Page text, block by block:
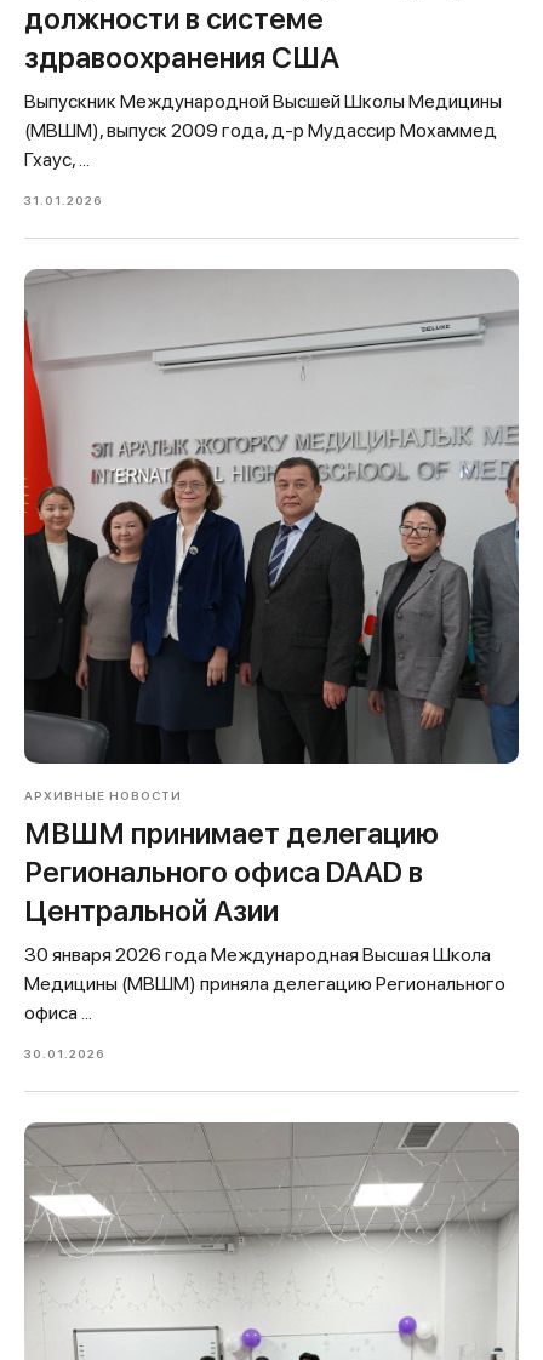
должности в системе
здравоохранения США
Выпускник Международной Высшей Школы Медицины
(МВШМ), выпуск 2009 года, д-р Мудассир Мохаммед
Гхаус, ...
31.01.2026
АРХИВНЫЕ НОВОСТИ
МВШМ принимает делегацию
Регионального офиса DAAD в
Центральной Азии
30 января 2026 года Международная Высшая Школа
Медицины (МВШМ) приняла делегацию Регионального
офиса ...
30.01.2026